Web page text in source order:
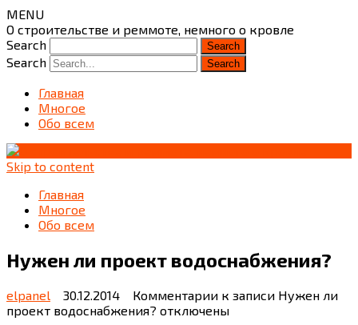
MENU
О строительстве и реммоте, немного о кровле
Search
Search
Главная
Многое
Обо всем
Skip to content
Главная
Многое
Обо всем
Нужен ли проект водоснабжения?
elpanel 30.12.2014 Комментарии к записи Нужен ли
проект водоснабжения? отключены